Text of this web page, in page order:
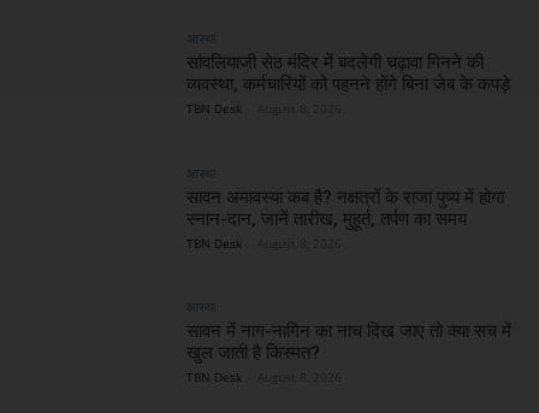
आस्था
सांवलियाजी सेठ मंदिर में बदलेगी चढ़ावा गिनने की
व्यवस्था, कर्मचारियों को पहनने होंगे बिना जेब के कपड़े
TBN Desk
आस्था
सावन अमावस्या कब है? नक्षत्रों के राजा पुष्य में होगा
स्नान-दान, जानें तारीख, मुहूर्त, तर्पण का समय
TBN Desk
आस्था
सावन में नाग-नागिन का नाच दिख जाए तो क्या सच में
खुल जाती है किस्मत?
TBN Desk